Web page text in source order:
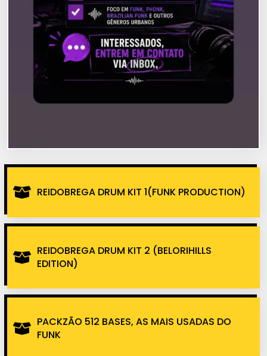
REIDOBREGA DRUM KIT 1(FUNK PRODUCTION)
REIDOBREGA DRUM KIT 2 (BELORIHILLS
EDITION)
PACKZÃO 512 BASES, AS MAIS USADAS DO
FUNK